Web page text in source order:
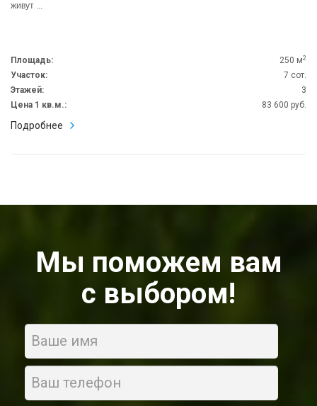
живут ...
Площадь: 250 м2
Участок:
7 сот.
Этажей:
3
Цена 1 кв.м.:
83 600 руб.
Подробнее
Мы поможем вам
с выбором!
Name
Phone